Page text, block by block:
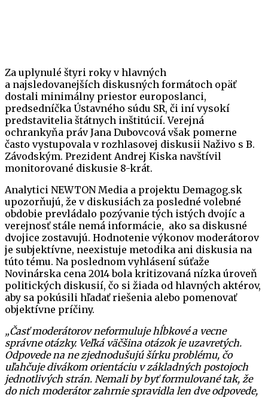
Za uplynulé štyri roky v hlavných
a najsledovanejších diskusných formátoch opäť
dostali minimálny priestor europoslanci,
predsedníčka Ústavného súdu SR, či iní vysokí
predstavitelia štátnych inštitúcií. Verejná
ochrankyňa práv Jana Dubovcová však pomerne
často vystupovala v rozhlasovej diskusii Naživo s B.
Závodským. Prezident Andrej Kiska navštívil
monitorované diskusie 8-krát.
Analytici NEWTON Media a projektu Demagog.sk
upozorňujú, že v diskusiách za posledné volebné
obdobie prevládalo pozývanie tých istých dvojíc a
verejnosť stále nemá informácie, ako sa diskusné
dvojice zostavujú. Hodnotenie výkonov moderátorov
je subjektívne, neexistuje metodika ani diskusia na
túto tému. Na poslednom vyhlásení súťaže
Novinárska cena 2014 bola kritizovaná nízka úroveň
politických diskusií, čo si žiada od hlavných aktérov,
aby sa pokúsili hľadať riešenia alebo pomenovať
objektívne príčiny.
„Časť moderátorov neformuluje hĺbkové a vecne
správne otázky. Veľká väčšina otázok je uzavretých.
Odpovede na ne zjednodušujú šírku problému, čo
uľahčuje divákom orientáciu v základných postojoch
jednotlivých strán. Nemali by byť formulované tak, že
do nich moderátor zahrnie spravidla len dve odpovede,